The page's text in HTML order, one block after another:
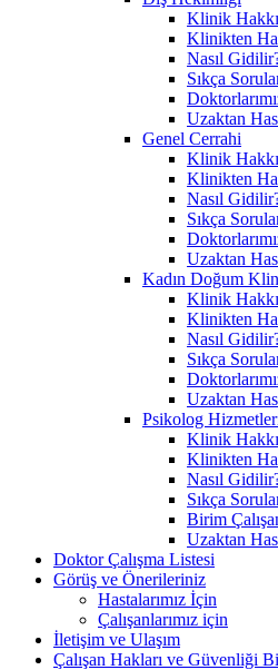
Klinik
Klinikten
Nasıl
Sıkça
Uzaktan
Genel Cerrahi
Klinik
Klinikten
Nasıl
Sıkça
Uzaktan
Kadın Doğum
Klinik
Klinikten
Nasıl
Sıkça
Uzaktan
Psikolog
Klinik
Klinikten
Nasıl
Sıkça
Birim
Uzaktan
Doktor Çalışma Listesi
Görüş ve Önerileriniz
Hastalarımız İçin
Çalışanlarımız için
İletişim ve Ulaşım
Çalışan Hakları ve Güvenliği